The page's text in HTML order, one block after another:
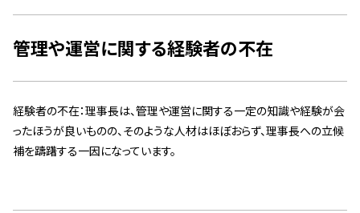
管理や運営に関する経験者の不在
経験者の不在：理事長は、管理や運営に関する一定の知識や経験が会
ったほうが良いものの、そのような人材はほぼおらず、理事長への立候
補を躊躇する一因になっています。